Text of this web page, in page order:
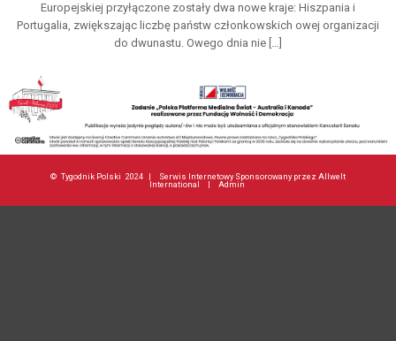
Europejskiej przyłączone zostały dwa nowe kraje: Hiszpania i
Portugalia, zwiększając liczbę państw członkowskich owej organizacji
do dwunastu. Owego dnia nie […]
© Tygodnik Polski 2024 |
Serwis Internetowy Sponsorowany przez Allwelt
International
| Admin